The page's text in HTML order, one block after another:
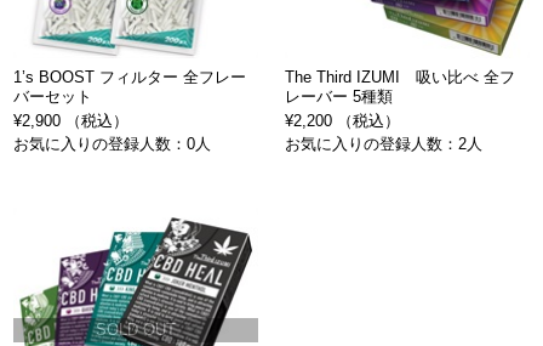
1’s BOOST フィルター 全フレー
バーセット
¥2,900 （税込）
お気に入りの登録人数：0人
The Third IZUMI 吸い比べ 全フ
レーバー 5種類
¥2,200 （税込）
お気に入りの登録人数：2人
SOLD OUT